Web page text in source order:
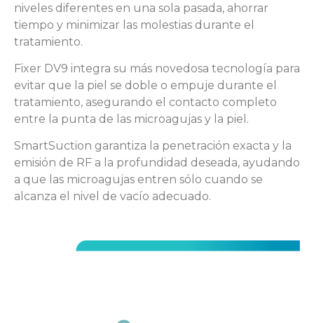
niveles diferentes en una sola pasada, ahorrar
tiempo y minimizar las molestias durante el
tratamiento.
Fixer DV9 integra su más novedosa tecnología para
evitar que la piel se doble o empuje durante el
tratamiento, asegurando el contacto completo
entre la punta de las microagujas y la piel.
SmartSuction garantiza la penetración exacta y la
emisión de RF a la profundidad deseada, ayudando
a que las microagujas entren sólo cuando se
alcanza el nivel de vacío adecuado.